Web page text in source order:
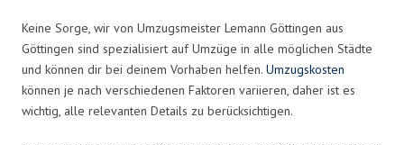
Keine Sorge, wir von Umzugsmeister Lemann Göttingen aus
Göttingen sind spezialisiert auf Umzüge in alle möglichen Städte
und können dir bei deinem Vorhaben helfen. Umzugskosten
können je nach verschiedenen Faktoren variieren, daher ist es
wichtig, alle relevanten Details zu berücksichtigen.